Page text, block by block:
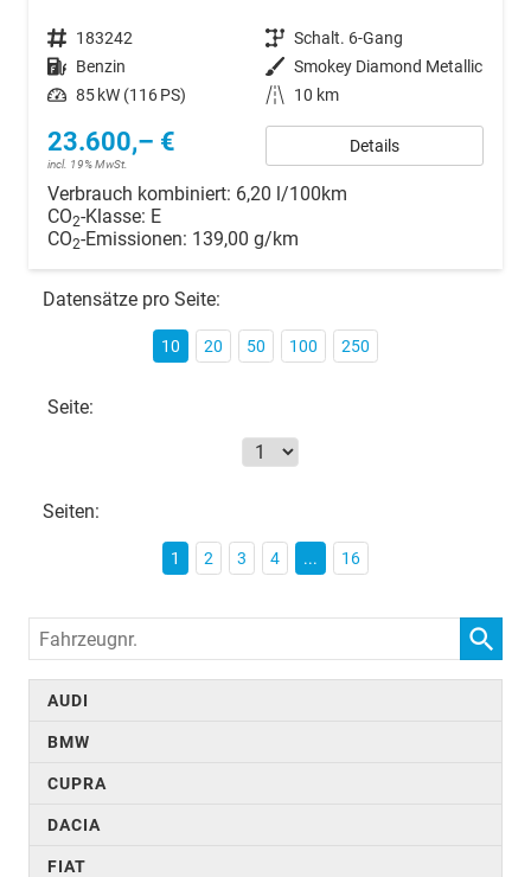
Fahrzeugnr. 183242 Getriebe Schalt. 6-Gang
Kraftstoff Benzin Außenfarbe Smokey Diamond Metallic
Leistung 85 kW (116 PS) Kilometerstand 10 km
23.600,– €
incl. 19% MwSt.
Details
Verbrauch kombiniert: 6,20 l/100km
CO2-Klasse: E
CO2-Emissionen: 139,00 g/km
Datensätze pro Seite:
10 20 50 100 250
Seite:
Seiten:
1 2 3 4 ... 16
Fahrzeugnr.
AUDI
BMW
CUPRA
DACIA
FIAT